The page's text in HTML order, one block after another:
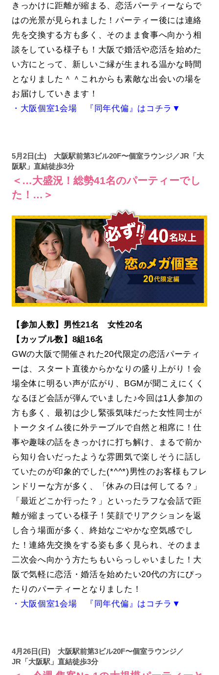
きっかけに距離が縮まる、恋活パーティーならで
はの光景が見られました！パーティー後には連絡
先を交換する方も多く、そのまま食事へ向かう相
談をしている様子も！大阪で婚活や恋活を始めた
い方にとって、新しいご縁が生まれる温かな時間
となりました＾＾これからも素敵な出会いの場を
お届けしていきます！
・大阪個室1会場 『同年代偏』はコチラ▼
5月2日(土) 大阪駅前第3ビル20F〜個室ラウンジ／JR「大
阪駅」直結徒歩3分
＜…大盛況！総勢41名のパーティーでし
た！…＞
【参加人数】男性21名 女性20名
【カップル数】8組16名
GWの大阪で開催された20代限定の恋活パーティ
ーは、スタート直後からかなりの盛り上がり！会
場全体に明るい声が広がり、BGMが聞こえにくく
なるほど会話が弾んでいました♪今回は1人参加の
方も多く、最初は少し緊張気味だった女性同士が
トークタイム後に外テーブルで自然と相席に！仕
事や趣味の話をきっかけに打ち解け、まるで前か
ら知り合いだったような雰囲気で楽しそうに話し
ていたのが印象的でした(*^^*)男性のお客様もフレ
ンドリーな方が多く、「休みの日は何してる？」
「最近どこか行った？」といったラフな会話で距
離が縮まっている様子！笑顔でリアクションを返
し合う場面が多く、終始なごやかな空気感でし
た！連絡先交換をする姿も多く見られ、そのまま
二次会へ向かう方たちもいらっしゃいました！大
阪で気軽に恋活・婚活を始めたい20代の方にぴっ
たりのパーティーとなりました！
・大阪個室1会場 『同年代偏』はコチラ▼
4月26日(日) 大阪駅前第3ビル20F〜個室ラウンジ／
JR「大阪駅」直結徒歩3分